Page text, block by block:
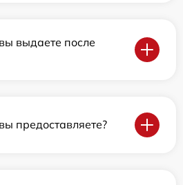
выдаете после
предоставляете?